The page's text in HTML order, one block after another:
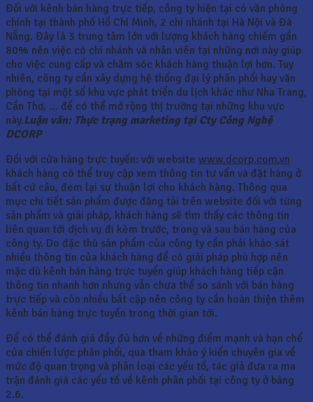
Đối với kênh bán hàng trực tiếp, công ty hiện tại có văn phòng
chính tại thành phố Hồ Chí Minh, 2 chi nhánh tại Hà Nội và Đà
Nẵng. Đây là 3 trung tâm lớn với lượng khách hàng chiếm gần
80% nên việc có chi nhánh và nhân viên tại những nơi này giúp
cho việc cung cấp và chăm sóc khách hàng thuận lợi hơn. Tuy
nhiên, công ty cần xây dựng hệ thống đại lý phân phối hay văn
phòng tại một số khu vực phát triển du lịch khác như Nha Trang,
Cần Thơ, … để có thể mở rộng thị trường tại những khu vực
này.Luận văn: Thực trạng marketing tại Cty Công Nghệ
DCORP
Đối với cửa hàng trực tuyến: với website www.dcorp.com.vn
khách hàng có thể truy cập xem thông tin tư vấn và đặt hàng ở
bất cứ câu, đem lại sự thuận lợi cho khách hàng. Thông qua
mục chi tiết sản phẩm được đăng tải trên website đối với từng
sản phẩm và giải pháp, khách hàng sẽ tìm thấy các thông tin
liên quan tới dịch vụ đi kèm trước, trong và sau bán hàng của
công ty. Do đặc thù sản phẩm của công ty cần phải khảo sát
nhiều thông tin của khách hàng để có giải pháp phù hợp nên
mặc dù kênh bán hàng trực tuyến giúp khách hàng tiếp cận
thông tin nhanh hơn nhưng vẫn chưa thể so sánh với bán hàng
trực tiếp và còn nhiều bất cập nên công ty cần hoàn thiện thêm
kênh bán hàng trực tuyến trong thời gian tới.
Để có thể đánh giá đầy đủ hơn về những điểm mạnh và hạn chế
của chiến lược phân phối, qua tham khảo ý kiến chuyên gia về
mức độ quan trọng và phân loại các yếu tố, tác giả đưa ra ma
trận đánh giá các yếu tố về kênh phân phối tại công ty ở bảng
2.6.